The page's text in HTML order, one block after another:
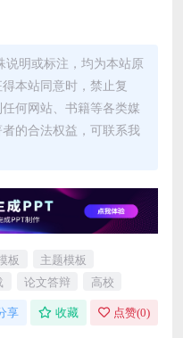
说明或标注，均为本站原
本站同意时，禁止复
何网站、书籍等各类媒
的合法权益，可联系我
板
主题模板
论文答辩 高校
享 收藏 点赞(0)